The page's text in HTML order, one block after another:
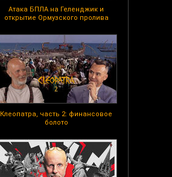
Атака БПЛА на Геленджик и
открытие Ормузского пролива
Клеопатра, часть 2: финансовое
болото